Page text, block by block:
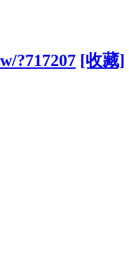
?717207 [收藏]